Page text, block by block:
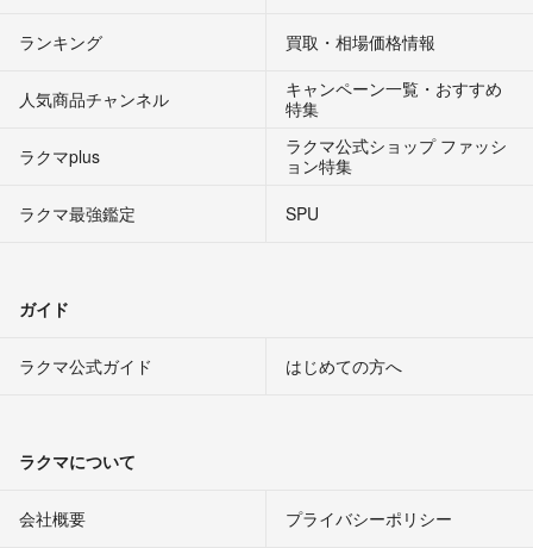
ランキング 買取・相場価格情報
人気商品チャンネル
キャンペーン一覧・おすすめ
特集
ラクマplus
ラクマ公式ショップ ファッシ
ョン特集
ラクマ最強鑑定
SPU
ガイド
ラクマ公式ガイド はじめての方へ
ラクマについて
会社概要 プライバシーポリシー